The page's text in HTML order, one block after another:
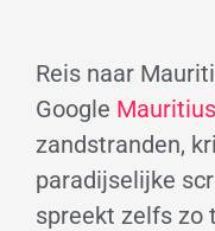
Reis naar
Google Mauritius
zandstranden,
paradijselijke
spreekt zelfs zo